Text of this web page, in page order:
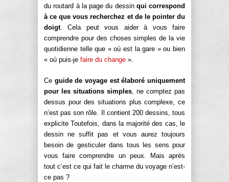
du routard à la page du dessin qui correspond
à ce que vous recherchez et de le pointer du
doigt. Cela peut vous aider à vous faire
comprendre pour des choses simples de la vie
quotidienne telle que « où est la gare » ou bien
« où puis-je faire du change ».
Ce guide de voyage est élaboré uniquement
pour les situations simples, ne comptez pas
dessus pour des situations plus complexe, ce
n’est pas son rôle. Il contient 200 dessins, tous
explicite Toutefois, dans la majorité des cas, le
dessin ne suffit pas et vous aurez toujours
besoin de gesticuler dans tous les sens pour
vous faire comprendre un peux. Mais après
tout c’est ce qui fait le charme du voyage n’est-
ce pas ?